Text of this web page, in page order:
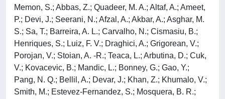
Memon, S.; Abbas, Z.; Quadeer, M. A.; Altaf, A.; Ameet,
P.; Devi, J.; Seerani, N.; Afzal, A.; Akbar, A.; Asghar, M.
S.; Sa, T.; Barreira, A. L.; Carvalho, N.; Cismasiu, B.;
Henriques, S.; Luiz, F. V.; Draghici, A.; Grigorean, V.;
Porojan, V.; Stoian, A. -R.; Teaca, L.; Arbutina, D.; Cuk,
V.; Kovacevic, B.; Mandic, L.; Bonney, G.; Gao, Y.;
Pang, N. Q.; Bellil, A.; Devar, J.; Khan, Z.; Khumalo, V.;
Smith, M.; Estevez-Fernandez, S.; Mosquera, B. R.;